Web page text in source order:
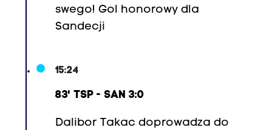
swego! Gol honorowy dla
Sandecji
15:24
83' TSP - SAN 3:0
Dalibor Takac doprowadza do